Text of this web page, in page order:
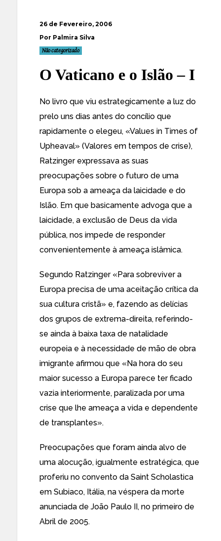
26 de Fevereiro, 2006
Por Palmira Silva
Não categorizado
O Vaticano e o Islão – I
No livro que viu estrategicamente a luz do
prelo uns dias antes do concílio que
rapidamente o elegeu, «Values in Times of
Upheaval» (Valores em tempos de crise),
Ratzinger expressava as suas
preocupações sobre o futuro de uma
Europa sob a ameaça da laicidade e do
Islão. Em que basicamente advoga que a
laicidade, a exclusão de Deus da vida
pública, nos impede de responder
convenientemente à ameaça islâmica.
Segundo Ratzinger «Para sobreviver a
Europa precisa de uma aceitação crítica da
sua cultura cristã» e, fazendo as delícias
dos grupos de extrema-direita, referindo-
se ainda à baixa taxa de natalidade
europeia e à necessidade de mão de obra
imigrante afirmou que «Na hora do seu
maior sucesso a Europa parece ter ficado
vazia interiormente, paralizada por uma
crise que lhe ameaça a vida e dependente
de transplantes».
Preocupações que foram ainda alvo de
uma alocução, igualmente estratégica, que
proferiu no convento da Saint Scholastica
em Subiaco, Itália, na véspera da morte
anunciada de João Paulo II, no primeiro de
Abril de 2005.